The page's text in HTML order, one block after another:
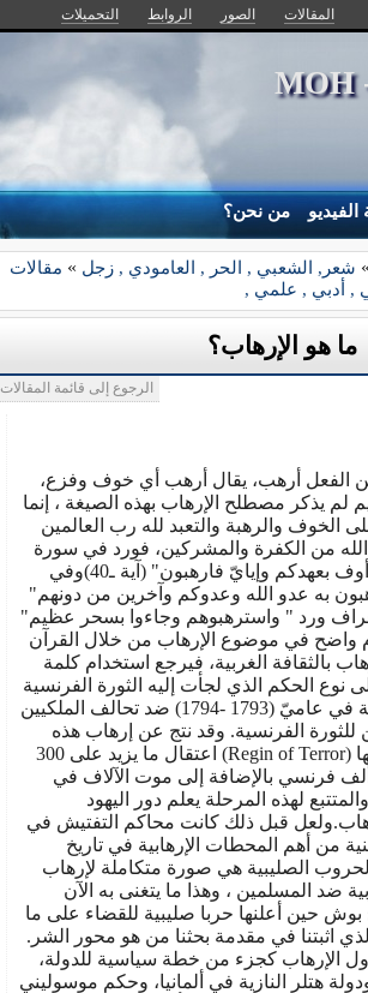
المقالات الصور الروابط التحميلات
الفيديو من نحن؟
» شعر, الشعبي , الحر , العامودي , زجل » مقالات
, أدبي , علمي ,
ما هو الإرهاب؟
الرجوع إلى قائمة المقالات
الفعل أرهب، يقال أرهب أي خوف وفزع،
لم يذكر مصطلح الإرهاب بهذه الصيغة ، إنما
الخوف والرهبة والتعبد لله رب العالمين
من الكفرة والمشركين، فورد في سورة
البقرة: " وأوفوا بعهدي أوف بعهدكم وإيايّ فارهبون" (آية ـ40)وفي
به عدو الله وعدوكم وآخرين من دونهم"
الأعراف ورد " واسترهبوهم وجاءوا بسحر عظيم"
واضح في موضوع الإرهاب من خلال القرآن
بالثقافة الغربية، فيرجع استخدام كلمة
نوع الحكم الذي لجأت إليه الثورة الفرنسية
إبان الجمهورية الجاكوبية في عاميّ (1793 -1794) ضد تحالف الملكيين
للثورة الفرنسية. وقد نتج عن إرهاب هذه
المرحلة التي يطلق عليها (Regin of Terror) اعتقال ما يزيد على 300
ألف مشتبه وإعدام 17 ألف فرنسي بالإضافة إلى موت الآلاف في
لهذه المرحلة يعلم دور اليهود
قبل ذلك كانت محاكم التفتيش في
من أهم المحطات الإرهابية في تاريخ
ولعل الحروب الصليبية هي صورة متكاملة لإرهاب
ضد المسلمين ، وهذا ما يتغنى به الآن
بوش حين أعلنها حربا صليبية للقضاء على ما
اثبتنا في مقدمة بحثنا من هو محور الشر.
الإرهاب كجزء من خطة سياسية للدولة،
هتلر النازية في ألمانيا، وحكم موسوليني